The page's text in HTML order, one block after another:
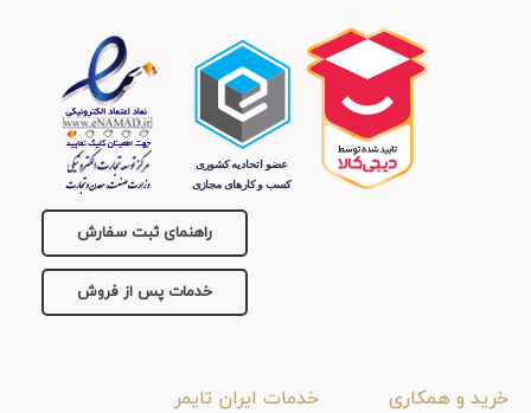
راهنمای ثبت سفارش
خدمات پس از فروش
خرید و همکاری خدمات ایران تایمر